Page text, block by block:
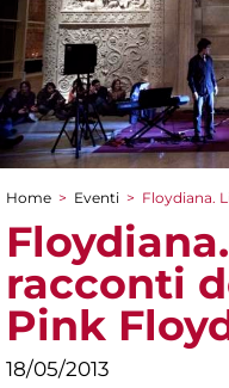
Tu sei qui
Home > Eventi > Floydiana.
racconti
Pink
18/05/2013